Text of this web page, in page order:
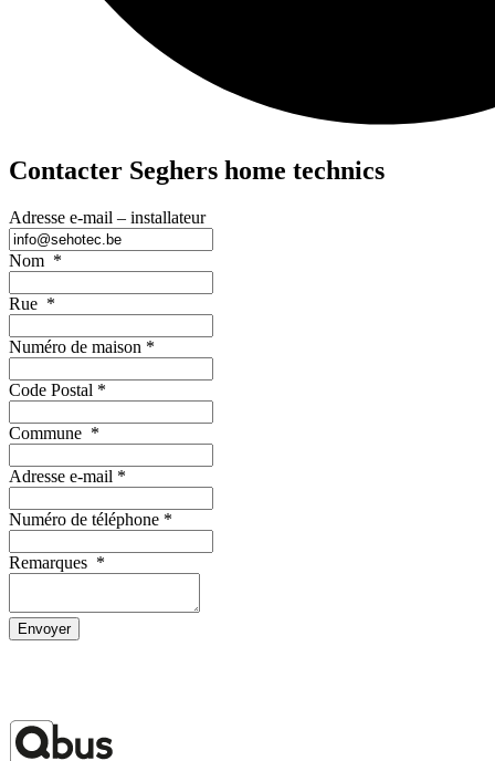
Contacter Seghers home technics
Adresse e-mail – installateur
Nom *
Rue *
Numéro de maison *
Code Postal *
Commune *
Adresse e-mail *
Numéro de téléphone *
Remarques *
Envoyer